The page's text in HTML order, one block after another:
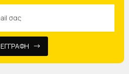
ΕΓΓΡΑΦΗ